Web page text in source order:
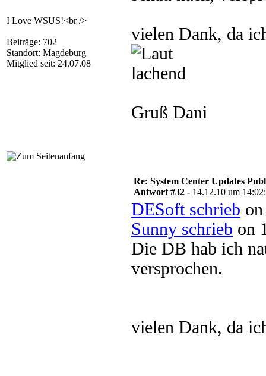
I Love WSUS!<br />
Beiträge: 702
Standort: Magdeburg
Mitglied seit: 24.07.08
vielen Dank, da
Gruß Dani
Re: System Center Updates
Antwort #32 - 14.12.10 um
DESoft schrieb
Sunny schrieb on
Die DB hab ich
versprochen.
vielen Dank, da